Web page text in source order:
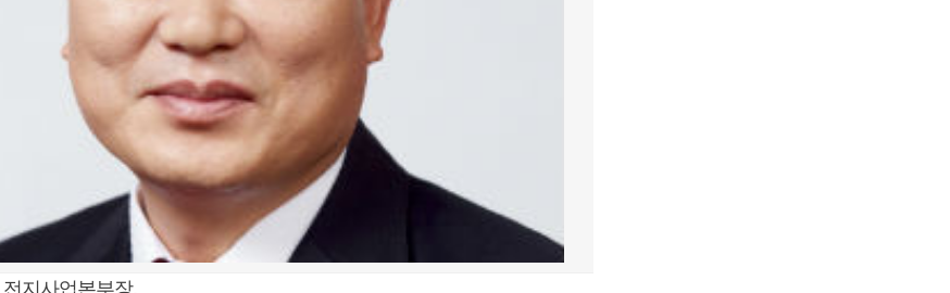
지사업본부장.